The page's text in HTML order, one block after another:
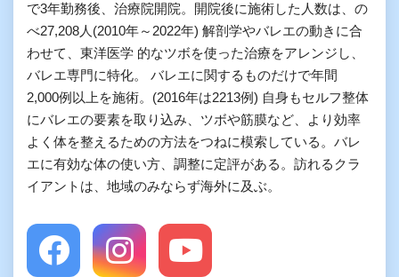
で3年勤務後、治療院開院。開院後に施術した人数は、の
べ27,208人(2010年～2022年) 解剖学やバレエの動きに合
わせて、東洋医学 的なツボを使った治療をアレンジし、
バレエ専門に特化。 バレエに関するものだけで年間
2,000例以上を施術。(2016年は2213例) 自身もセルフ整体
にバレエの要素を取り込み、ツボや筋膜など、より効率
よく体を整えるための方法をつねに模索している。バレ
エに有効な体の使い方、調整に定評がある。訪れるクラ
イアントは、地域のみならず海外に及ぶ。